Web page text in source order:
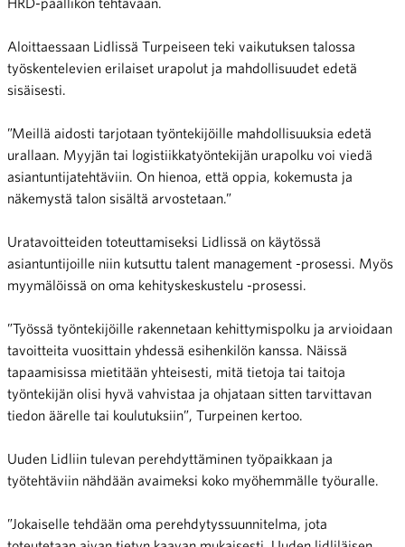
Aloittaessaan Lidlissä Turpeiseen teki vaikutuksen talossa
työskentelevien erilaiset urapolut ja mahdollisuudet edetä
sisäisesti.
”Meillä aidosti tarjotaan työntekijöille mahdollisuuksia edetä
urallaan. Myyjän tai logistiikkatyöntekijän urapolku voi viedä
asiantuntijatehtäviin. On hienoa, että oppia, kokemusta ja
näkemystä talon sisältä arvostetaan.”
Uratavoitteiden toteuttamiseksi Lidlissä on käytössä
asiantuntijoille niin kutsuttu talent management -prosessi. Myös
myymälöissä on oma kehityskeskustelu -prosessi.
”Työssä työntekijöille rakennetaan kehittymispolku ja arvioidaan
tavoitteita vuosittain yhdessä esihenkilön kanssa. Näissä
tapaamisissa mietitään yhteisesti, mitä tietoja tai taitoja
työntekijän olisi hyvä vahvistaa ja ohjataan sitten tarvittavan
tiedon äärelle tai koulutuksiin”, Turpeinen kertoo.
Uuden Lidliin tulevan perehdyttäminen työpaikkaan ja
työtehtäviin nähdään avaimeksi koko myöhemmälle työuralle.
”Jokaiselle tehdään oma perehdytyssuunnitelma, jota